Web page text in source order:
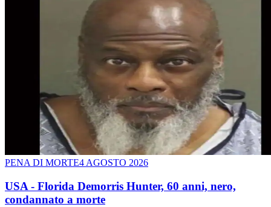
PENA DI MORTE4 AGOSTO 2026
USA - Florida Demorris Hunter, 60 anni, nero,
condannato a morte